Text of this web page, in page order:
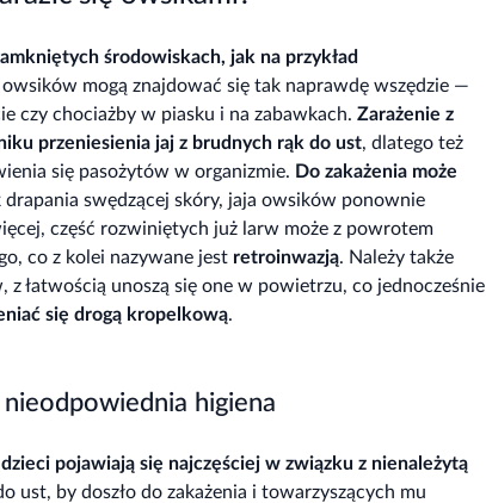
środowiskach, jak na przykład
owsików mogą znajdować się tak naprawdę wszędzie —
czy chociażby w piasku i na zabawkach. Zarażenie z
przeniesienia jaj z brudnych rąk do ust, dlatego też
się pasożytów w organizmie. Do zakażenia może
swędzącej skóry, jaja owsików ponownie
część rozwiniętych już larw może z powrotem
co z kolei nazywane jest retroinwazją. Należy także
z łatwością unoszą się one w powietrzu, co jednocześnie
się drogą kropelkową.
higiena
pojawiają się najczęściej w związku z nienależytą
ust, by doszło do zakażenia i towarzyszących mu